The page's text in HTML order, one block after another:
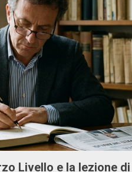
Livello e la lezione di